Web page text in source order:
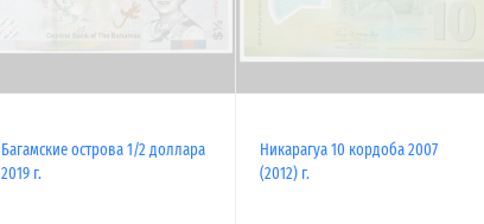
Багамские острова 1/2 доллара
2019 г.
Никарагуа 10 кордоба 2007
(2012) г.